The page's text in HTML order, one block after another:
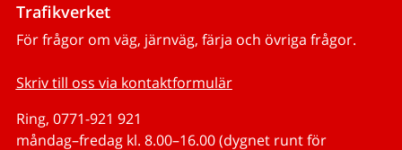
Trafikverket
För frågor om väg, järnväg, färja och övriga frågor.
Skriv till oss via kontaktformulär
Ring, 0771-921 921
måndag–fredag kl. 8.00–16.00 (dygnet runt för